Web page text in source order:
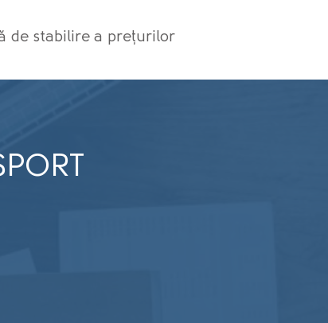
de stabilire a prețurilor